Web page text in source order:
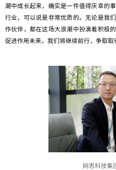
潮中成长起来，确实是一件值得庆幸的
行业，可以说是非常优质的。无论是我
作伙伴，都在这场大浪潮中扮演着积极
促进作用未来，我们将继续前行，争取取
网思科技集